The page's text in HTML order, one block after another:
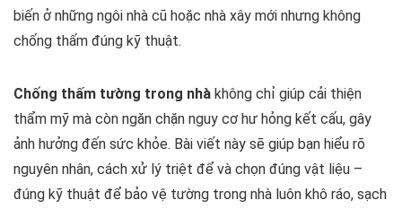
biến ở những ngôi nhà cũ hoặc nhà xây mới nhưng không
chống thấm đúng kỹ thuật.
Chống thấm tường trong nhà không chỉ giúp cải thiện
thẩm mỹ mà còn ngăn chặn nguy cơ hư hỏng kết cấu, gây
ảnh hưởng đến sức khỏe. Bài viết này sẽ giúp bạn hiểu rõ
nguyên nhân, cách xử lý triệt để và chọn đúng vật liệu –
đúng kỹ thuật để bảo vệ tường trong nhà luôn khô ráo, sạch